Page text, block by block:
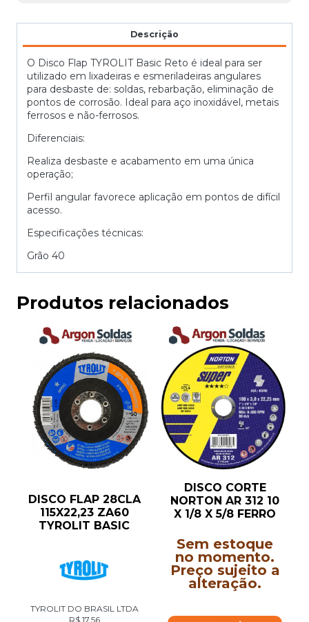
Descrição
O Disco Flap TYROLIT Basic Reto é ideal para ser
utilizado em lixadeiras e esmeriladeiras angulares
para desbaste de: soldas, rebarbação, eliminação de
pontos de corrosão. Ideal para aço inoxidável, metais
ferrosos e não-ferrosos.
Diferenciais:
Realiza desbaste e acabamento em uma única
operação;
Perfil angular favorece aplicação em pontos de difícil
acesso.
Especificações técnicas:
Grão 40
Produtos relacionados
DISCO FLAP 28CLA
115X22,23 ZA60
TYROLIT BASIC
TYROLIT DO BRASIL LTDA
R$17,56
DISCO CORTE
NORTON AR 312 10
X 1/8 X 5/8 FERRO
Sem estoque
no momento.
Preço sujeito a
alteração.